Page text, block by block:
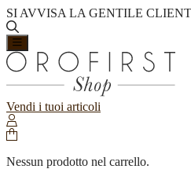
SI AVVISA LA GENTILE
Vendi i tuoi articoli
Nessun prodotto nel carrello.